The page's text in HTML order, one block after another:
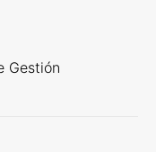
Gestión